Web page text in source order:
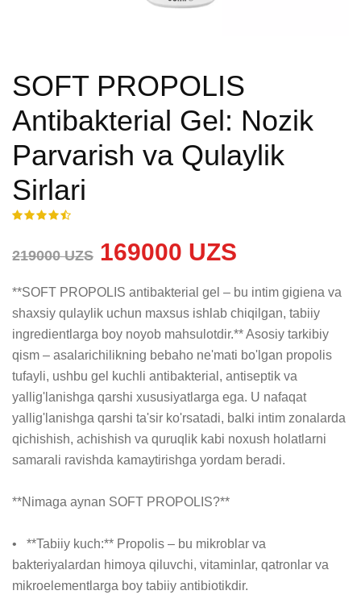
SOFT PROPOLIS
Antibakterial Gel: Nozik
Parvarish va Qulaylik
Sirlari
219000 UZS 169000 UZS
**SOFT PROPOLIS antibakterial gel – bu intim gigiena va
shaxsiy qulaylik uchun maxsus ishlab chiqilgan, tabiiy
ingredientlarga boy noyob mahsulotdir.** Asosiy tarkibiy
qism – asalarichilikning bebaho ne'mati bo'lgan propolis
tufayli, ushbu gel kuchli antibakterial, antiseptik va
yallig'lanishga qarshi xususiyatlarga ega. U nafaqat
yallig'lanishga qarshi ta'sir ko'rsatadi, balki intim zonalarda
qichishish, achishish va quruqlik kabi noxush holatlarni
samarali ravishda kamaytirishga yordam beradi.
**Nimaga aynan SOFT PROPOLIS?**
•   **Tabiiy kuch:** Propolis – bu mikroblar va
bakteriyalardan himoya qiluvchi, vitaminlar, qatronlar va
mikroelementlarga boy tabiiy antibiotikdir.